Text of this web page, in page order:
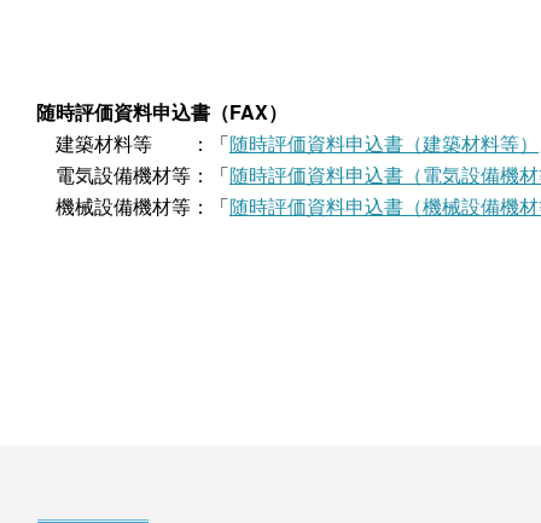
随時評価資料申込書（FAX）
建築材料等 ：「随時評価資料申込書（建築材料等）
電気設備機材等：「随時評価資料申込書（電気設備機
機械設備機材等：「随時評価資料申込書（機械設備機